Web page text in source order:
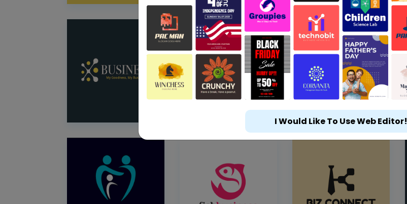
I Would Like To Use Web Editor!